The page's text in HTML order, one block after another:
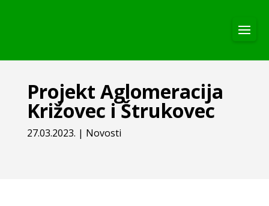
Projekt Aglomeracija
Križovec i Štrukovec
27.03.2023. | Novosti